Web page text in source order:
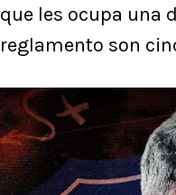
que les ocupa una
reglamento son